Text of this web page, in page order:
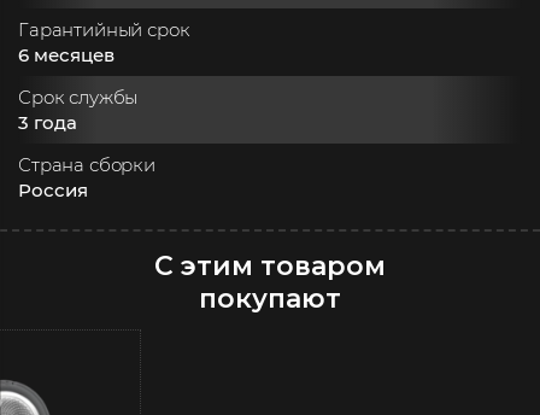
Гарантийный срок
6 месяцев
Срок службы
3 года
Страна сборки
Россия
С этим товаром
покупают